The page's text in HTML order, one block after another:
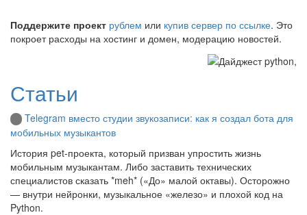
Поддержите проект рублем или купив сервер по ссылке. Это
покроет расходы на хостинг и домен, модерацию новостей.
Статьи
Telegram вместо студии звукозаписи: как я создал бота для
мобильных музыкантов
История pet-проекта, который призван упростить жизнь
мобильным музыкантам. Либо заставить технических
специалистов сказать *meh* («До» малой октавы). Осторожно
— внутри нейронки, музыкальное «железо» и плохой код на
Python.